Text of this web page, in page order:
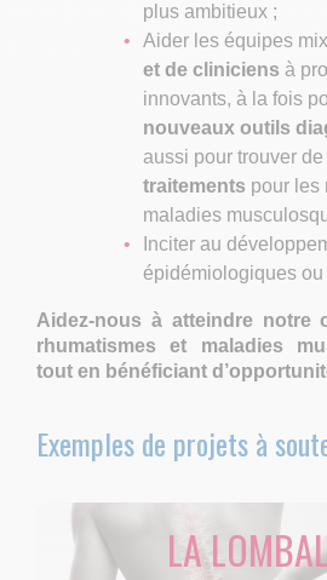
plus ambitieux ;
Aider les équipes
et de cliniciens à
innovants, à la fois
nouveaux outils
aussi pour trouver
traitements pour les
maladies
Inciter au
épidémiologiques ou
Aidez-nous à atteindre notre
rhumatismes et maladies
tout en bénéficiant
Exemples de projets à
LA